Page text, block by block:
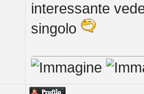
interessante
singolo